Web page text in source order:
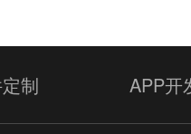
制 APP开